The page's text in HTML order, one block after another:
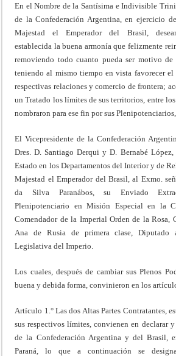
En el Nombre de la Santísima e Indivisible
de la Confederación Argentina, en ejercicio
Majestad el Emperador del Brasil,
establecida la buena armonía que felizmente
removiendo todo cuanto pueda ser motivo
teniendo al mismo tiempo en vista favorecer
respectivas relaciones y comercio de frontera;
un Tratado los límites de sus territorios, entre
nombraron para ese fin por sus
El Vicepresidente de la Confederación
Dres. D. Santiago Derqui y D. Bernabé
Estado en los Departamentos del Interior y de
Majestad el Emperador del Brasil, al Exmo.
da Silva Paranábos, su Enviado
Plenipotenciario en Misión Especial en la
Comendador de la Imperial Orden de la Rosa,
Ana de Rusia de primera clase, Diputado
Legislativa del Imperio.
Los cuales, después de cambiar sus Plenos
buena y debida forma, convinieron en los
Artículo 1.° Las dos Altas Partes Contratantes,
sus respectivos límites, convienen en declarar
de la Confederación Argentina y del Brasil,
Paraná, lo que a continuación se